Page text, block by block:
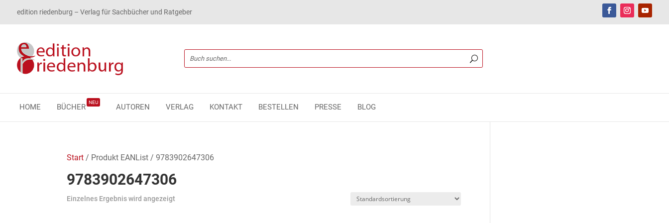
edition riedenburg – Verlag für Sachbücher und Ratgeber
HOME BÜCHER
NEU
AUTOREN VERLAG KONTAKT BESTELLEN PRESSE BLOG
Start / Produkt EANList / 9783902647306
9783902647306
Einzelnes Ergebnis wird angezeigt